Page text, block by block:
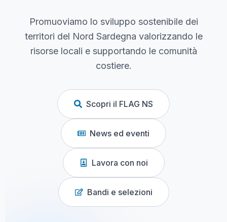
Promuoviamo lo sviluppo sostenibile dei
territori del Nord Sardegna valorizzando le
risorse locali e supportando le comunità
costiere.
Scopri il FLAG NS
News ed eventi
Lavora con noi
Bandi e selezioni